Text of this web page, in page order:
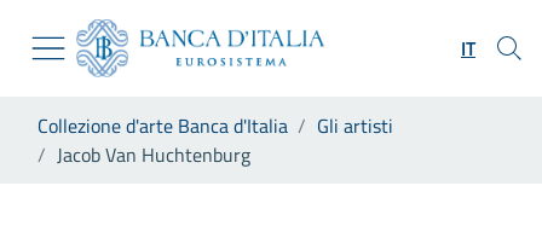
Skip to Main Content
Vai al sito istituzionale
Vai al menu di navigazione
Vai alla ricerca
Vai al footer
IT
Collezione d'arte Banca d'Italia
Gli artisti
Jacob Van Huchtenburg